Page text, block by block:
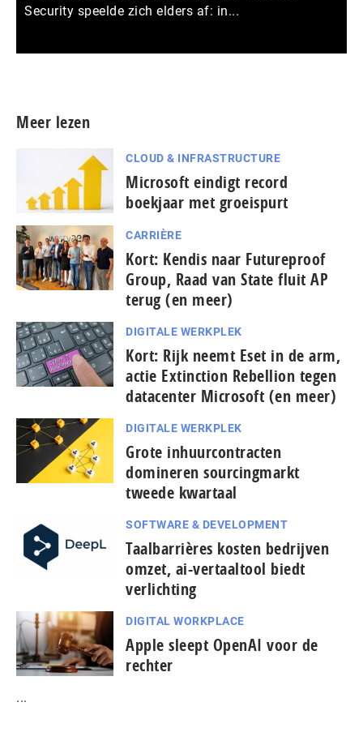
Security speelde zich elders af: in...
Meer lezen
CLOUD & INFRASTRUCTURE
Microsoft eindigt record
boekjaar met groeispurt
CARRIÈRE
Kort: Kendis naar Futureproof
Group, Raad van State fluit AP
terug (en meer)
DIGITALE WERKPLEK
Kort: Rijk neemt Eset in de arm,
actie Extinction Rebellion tegen
datacenter Microsoft (en meer)
DIGITALE WERKPLEK
Grote inhuurcontracten
domineren sourcingmarkt
tweede kwartaal
SOFTWARE & DEVELOPMENT
Taal­bar­ri­è­res kosten bedrijven
omzet, ai-vertaaltool biedt
verlichting
DIGITAL WORKPLACE
Apple sleept OpenAI voor de
rechter
...